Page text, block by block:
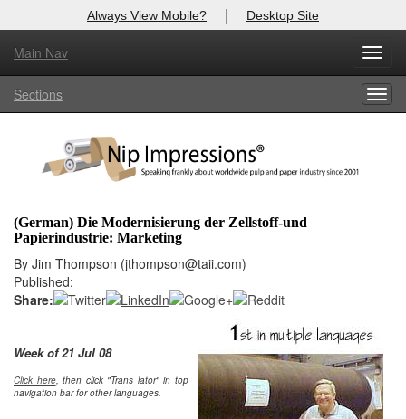
Always View Mobile? | Desktop Site
Main Nav
Sections
(German) Die Modernisierung der Zellstoff-und
Papierindustrie: Marketing
By Jim Thompson (jthompson@taii.com)
Published:
Share:
Week of 21 Jul 08
Click here, then click "Trans lator" in top
navigation bar for other languages.
X
Log In to
Welcome to the site. Please login.
Password:
Login
Not a Member?
Click here to register!
Click Here